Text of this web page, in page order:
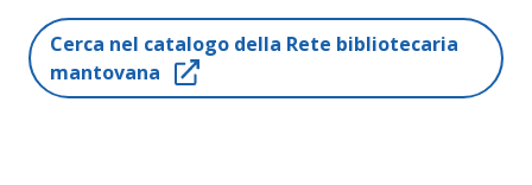
Tienilo acceso. Posta, commenta, condividi senza
spegnere il cervello, con Bruno Mastroianni,
Longanesi, 2018
Cerca nel catalogo della Rete bibliotecaria
mantovana